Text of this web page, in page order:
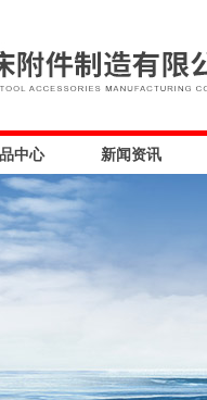
中心 新闻资讯